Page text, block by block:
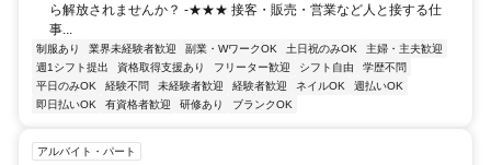
ら解放されませんか？ -★★★ 接客・販売・営業など人と接する仕
事...
制服あり 業界未経験者歓迎 副業・WワークOK 土日祝のみOK
主婦・主夫歓迎
週1シフト提出
資格取得支援あり フリーター歓迎 シフト自由
学歴不問
平日のみOK
経験不問 未経験者歓迎 経験者歓迎 ネイルOK
週払いOK
即日払いOK
有資格者歓迎 研修あり ブランクOK
アルバイト・パート